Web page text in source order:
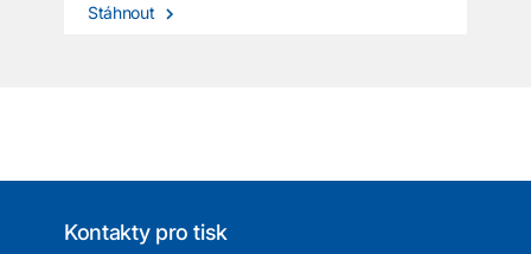
Stáhnout
Kontakty pro tisk